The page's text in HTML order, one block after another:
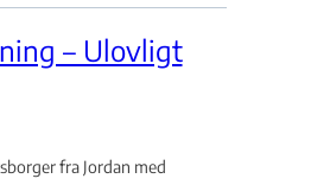
– Ulovligt
fra Jordan med